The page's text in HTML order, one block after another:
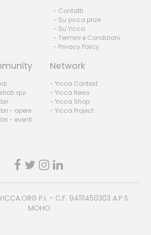
- Contatti
- Su yicca prize
- Su Yicca
- Termini e Condizioni
- Privacy Policy
qui
- opere
- eventi
Network
- Yicca Contest
- Yicca News
- Yicca Shop
- Yicca Project
P.I. - C.F. 94111450303 A.P.S.
MOHO